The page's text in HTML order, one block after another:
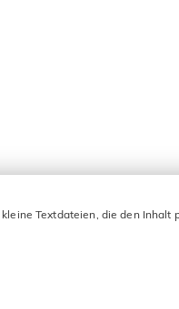
Textdateien, die den